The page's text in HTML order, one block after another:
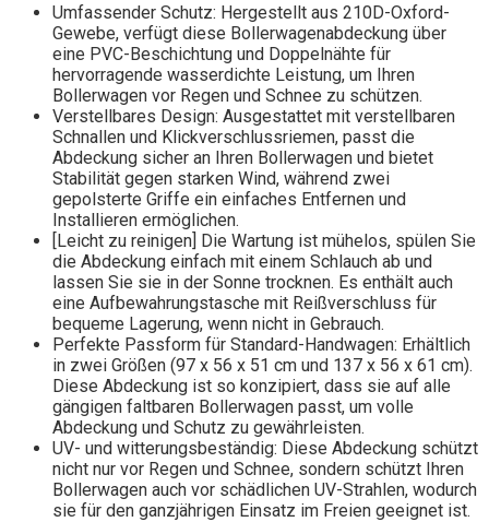
Umfassender Schutz: Hergestellt aus 210D-Oxford-
Gewebe, verfügt diese Bollerwagenabdeckung über
eine PVC-Beschichtung und Doppelnähte für
hervorragende wasserdichte Leistung, um Ihren
Bollerwagen vor Regen und Schnee zu schützen.
Verstellbares Design: Ausgestattet mit verstellbaren
Schnallen und Klickverschlussriemen, passt die
Abdeckung sicher an Ihren Bollerwagen und bietet
Stabilität gegen starken Wind, während zwei
gepolsterte Griffe ein einfaches Entfernen und
Installieren ermöglichen.
[Leicht zu reinigen] Die Wartung ist mühelos, spülen Sie
die Abdeckung einfach mit einem Schlauch ab und
lassen Sie sie in der Sonne trocknen. Es enthält auch
eine Aufbewahrungstasche mit Reißverschluss für
bequeme Lagerung, wenn nicht in Gebrauch.
Perfekte Passform für Standard-Handwagen: Erhältlich
in zwei Größen (97 x 56 x 51 cm und 137 x 56 x 61 cm).
Diese Abdeckung ist so konzipiert, dass sie auf alle
gängigen faltbaren Bollerwagen passt, um volle
Abdeckung und Schutz zu gewährleisten.
UV- und witterungsbeständig: Diese Abdeckung schützt
nicht nur vor Regen und Schnee, sondern schützt Ihren
Bollerwagen auch vor schädlichen UV-Strahlen, wodurch
sie für den ganzjährigen Einsatz im Freien geeignet ist.